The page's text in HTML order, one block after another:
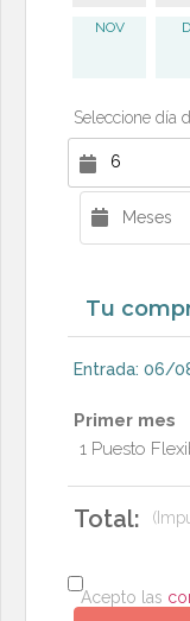
NOV
Seleccione día
Tu
Entrada: 06/
Primer mes
1 Puesto
Total:
Acepto las